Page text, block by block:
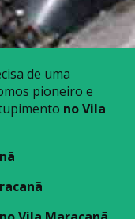
de uma
pioneiro e
no Vila